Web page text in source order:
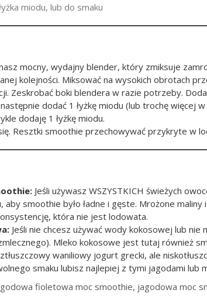
miodu, lub do smaku
mocny, wydajny blender, który zmiksuje
kolejności. Miksować na wysokich obrotach
Zeskrobać boki blendera w razie potrzeby.
dodać 1 łyżkę miodu (lub trochę więcej
dodaję 1 łyżkę miodu.
Resztki smoothie przechowywać przykryte w
Jeśli używasz WSZYSTKICH świeżych
aby smoothie było ładne i gęste. Mrożone
która nie jest lodowata.
Jeśli nie chcesz używać wody kokosowej lub
Mleko kokosowe jest tutaj również
waniliowy jogurt grecki, ale
smaku lubisz najlepiej z tymi jagodami lub
fioletowa moc smoothie, jagodowa moc